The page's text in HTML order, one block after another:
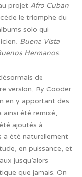
projet Afro Cuban
le triomphe du
solo qui
Buena Vista
Hermanos.
de
version, Ry Cooder
en y apportant des
ainsi été remixé,
ajoutés à
a été naturellement
en puissance, et
jusqu’alors
que jamais. On